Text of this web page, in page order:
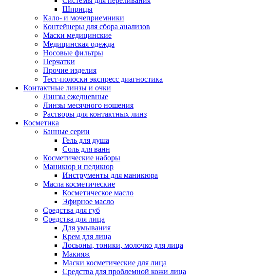
Шприцы
Кало- и мочеприемники
Контейнеры для сбора анализов
Маски медицинские
Медицинская одежда
Носовые фильтры
Перчатки
Прочие изделия
Тест-полоски экспресс диагностика
Контактные линзы и очки
Линзы ежедневные
Линзы месячного ношения
Растворы для контактных линз
Косметика
Банные серии
Гель для душа
Соль для ванн
Косметические наборы
Маникюр и педикюр
Инструменты для маникюра
Масла косметические
Косметическое масло
Эфирное масло
Средства для губ
Средства для лица
Для умывания
Крем для лица
Лосьоны, тоники, молочко для лица
Макияж
Маски косметические для лица
Средства для проблемной кожи лица